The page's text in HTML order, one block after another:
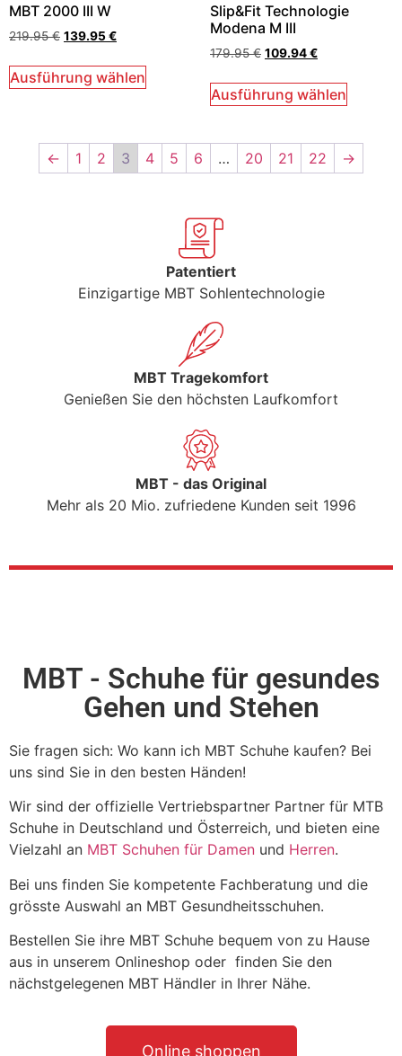
MBT 2000 III W
219.95€ 139.95€
Ausführung wählen
Slip&Fit Technologie
Modena M III
179.95€ 109.94€
Ausführung wählen
← 1 2 3 4 5 6 … 20 21 22 →
Patentiert
Einzigartige MBT Sohlentechnologie
MBT Tragekomfort
Genießen Sie den höchsten Laufkomfort
MBT - das Original
Mehr als 20 Mio. zufriedene Kunden seit 1996
MBT - Schuhe für gesundes
Gehen und Stehen
Sie fragen sich: Wo kann ich MBT Schuhe kaufen? Bei
uns sind Sie in den besten Händen!
Wir sind der offizielle Vertriebspartner Partner für MTB
Schuhe in Deutschland und Österreich, und bieten eine
Vielzahl an MBT Schuhen für Damen und Herren.
Bei uns finden Sie kompetente Fachberatung und die
grösste Auswahl an MBT Gesundheitsschuhen.
Bestellen Sie ihre MBT Schuhe bequem von zu Hause
aus in unserem Onlineshop oder finden Sie den
nächstgelegenen MBT Händler in Ihrer Nähe.
Online shoppen